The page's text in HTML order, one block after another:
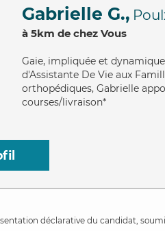
Gabrielle G.,
à 5km de chez Vous
Gaie, impliquée et
d'Assistante De Vie aux
orthopédiques, Gabrielle
courses/livraison*
déclarative du candidat,